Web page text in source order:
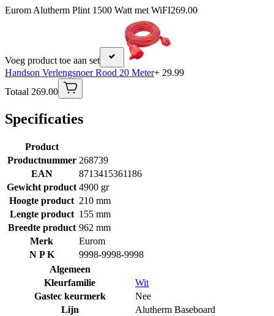
Eurom Alutherm Plint 1500 Watt met WiFI269.00
Voeg product toe aan set
Handson Verlengsnoer Rood 20 Meter+ 29.99
Totaal 269.00
Specificaties
Product
Productnummer 268739
EAN
8713415361186
Gewicht product 4900 gr
Hoogte product 210 mm
Lengte product 155 mm
Breedte product 962 mm
Merk
Eurom
N P K
9998-9998-9998
Algemeen
Kleurfamilie
Wit
Gastec keurmerk
Nee
Lijn
Alutherm Baseboard